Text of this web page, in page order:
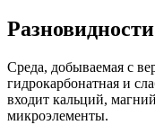
Среда, добываемая с
гидрокарбонатная и
входит кальций,
микроэлементы.